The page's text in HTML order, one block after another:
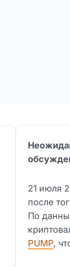
21 июля
после
По
PUMP,